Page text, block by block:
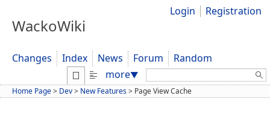
WackoWiki
Login Registration
Changes Index News Forum
Random
more▼ Search:
Home Page> Dev> New Features> Page View Cache